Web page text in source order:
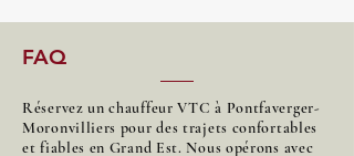
FAQ
Réservez un chauffeur VTC à Pontfaverger-
Moronvilliers pour des trajets confortables
et fiables en Grand Est. Nous opérons avec